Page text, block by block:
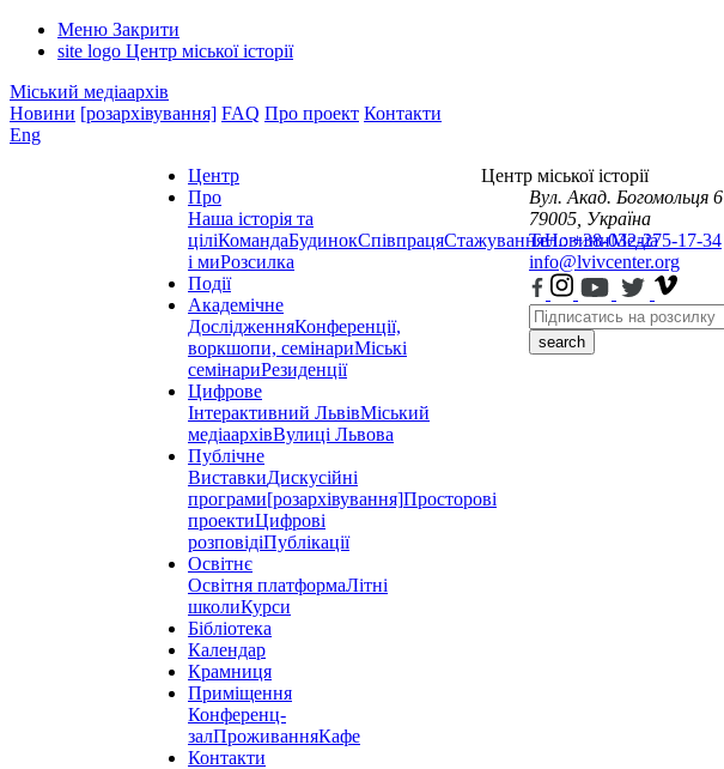
Меню Закрити
site logo Центр міської історії
Міський медіаархів
Новини [розархівування] FAQ Про проект Контакти
Eng
Центр
Про
Наша історія та
ціліКомандаБудинокСпівпрацяСтажуванняНовиниМедіа
і миРозсилка
Події
Академічне
ДослідженняКонференції,
воркшопи, семінариМіські
семінариРезиденції
Цифрове
Інтерактивний ЛьвівМіський
медіаархівВулиці Львова
Публічне
ВиставкиДискусійні
програми[розархівування]Просторові
проектиЦифрові
розповідіПублікації
Освітнє
Освітня платформаЛітні
школиКурси
Бібліотека
Календар
Крамниця
Приміщення
Конференц-
залПроживанняКафе
Контакти
Центр міської історії
Вул. Акад. Богомольця 6
79005, Україна
Тел.: +38-032-275-17-34
info@lvivcenter.org
search